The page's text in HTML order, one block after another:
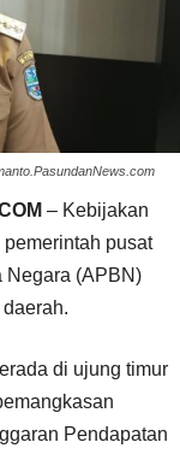
– Kebijakan
pusat
Negara (APBN)
di ujung timur
Pendapatan